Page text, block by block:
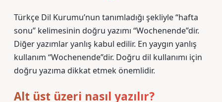
Türkçe Dil Kurumu’nun tanımladığı şekliyle “hafta
sonu” kelimesinin doğru yazımı “Wochenende”dir.
Diğer yazımlar yanlış kabul edilir. En yaygın yanlış
kullanım “Wochenende”dir. Doğru dil kullanımı için
doğru yazıma dikkat etmek önemlidir.
Alt üst üzeri nasıl yazılır?